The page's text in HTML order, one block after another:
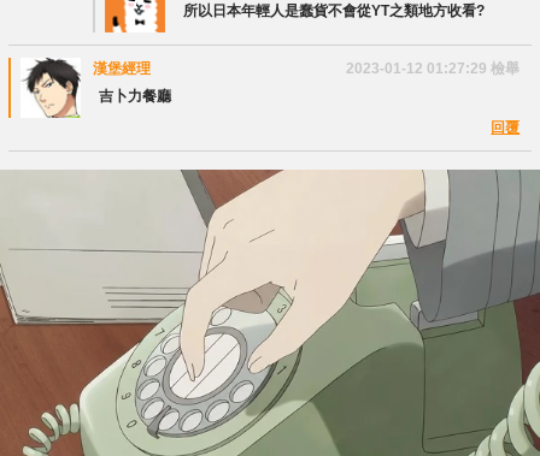
所以日本年輕人是蠢貨不會從YT之類地方收看?
漢堡經理 2023-01-12 01:27:29 檢舉
吉卜力餐廳
回覆